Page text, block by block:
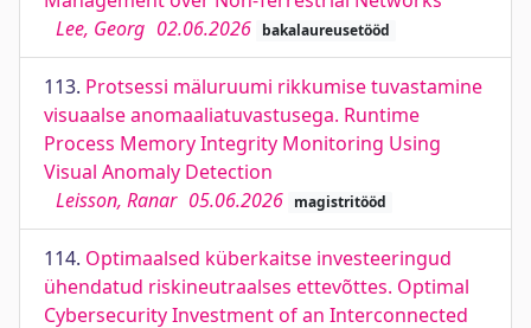
Lee, Georg 02.06.2026 bakalaureusetööd
113. Protsessi mäluruumi rikkumise tuvastamine
visuaalse anomaaliatuvastusega. Runtime
Process Memory Integrity Monitoring Using
Visual Anomaly Detection
Leisson, Ranar 05.06.2026 magistritööd
114. Optimaalsed küberkaitse investeeringud
ühendatud riskineutraalses ettevõttes. Optimal
Cybersecurity Investment of an Interconnected